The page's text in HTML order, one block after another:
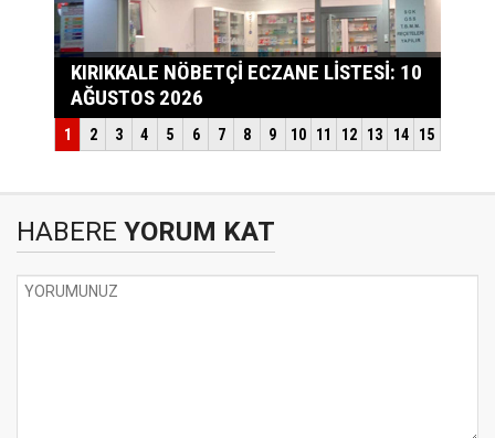
HABERE YORUM KAT